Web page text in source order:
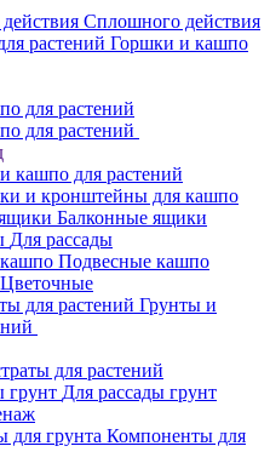
Сплошного действия
Горшки и кашпо
для растений
для растений
кашпо для растений
и кронштейны для кашпо
Балконные ящики
Для рассады
Подвесные кашпо
Цветочные
Грунты и
для растений
Для рассады грунт
Компоненты для